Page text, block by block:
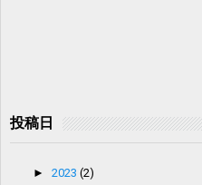
投稿日
► 2023 (2)